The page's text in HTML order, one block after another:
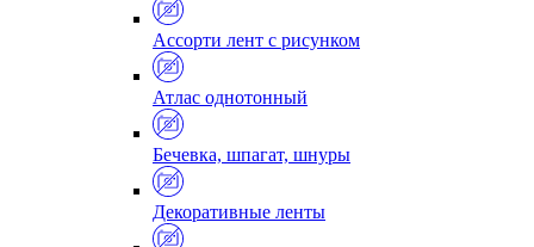
Ассорти лент с рисунком
Атлас однотонный
Бечевка, шпагат, шнуры
Декоративные ленты